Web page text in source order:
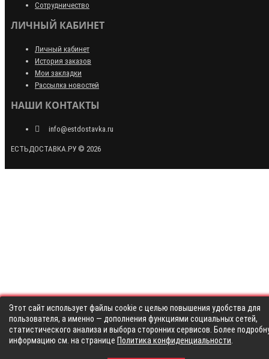
Сотрудничество
ЛИЧНЫЙ КАБИНЕТ
Личный кабинет
История заказов
Мои закладки
Рассылка новостей
НАШИ КОНТАКТЫ
info@estdostavka.ru
ЕСТЬДОСТАВКА.РУ © 2026
Этот сайт использует файлы cookie с целью повышения удобства для
пользователя, а именно — дополнения функциями социальных сетей,
статистического анализа и выбора сторонних сервисов. Более
информацию см. на странице Политика конфиденциальности